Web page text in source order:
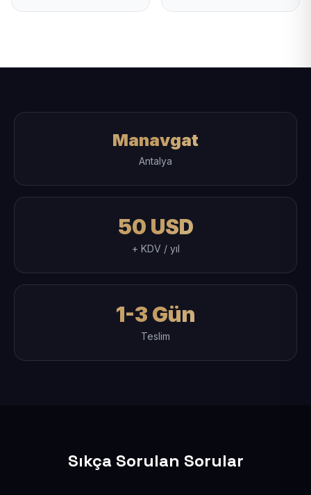
Manavgat
Antalya
50 USD
+ KDV / yıl
1-3 Gün
Teslim
Sıkça Sorulan Sorular